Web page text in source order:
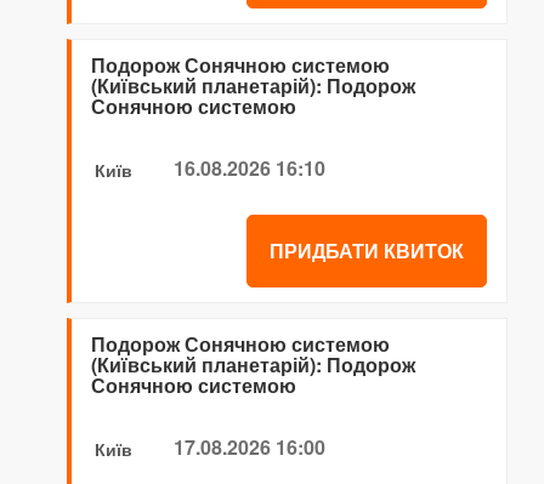
Подорож Сонячною системою
(Київський планетарій): Подорож
Сонячною системою
Київ 16.08.2026 16:10
ПРИДБАТИ КВИТОК
Подорож Сонячною системою
(Київський планетарій): Подорож
Сонячною системою
Київ 17.08.2026 16:00